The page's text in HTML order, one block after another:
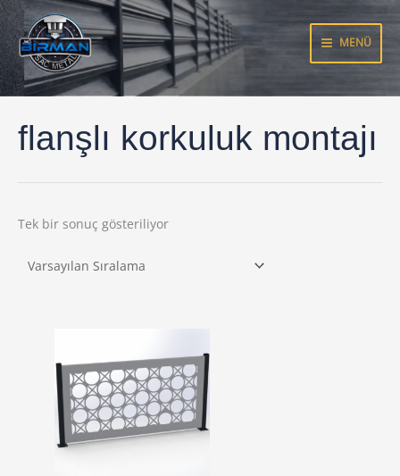
İçeriğe
atla
MENÜ
flanşlı korkuluk montajı
Tek bir sonuç gösteriliyor